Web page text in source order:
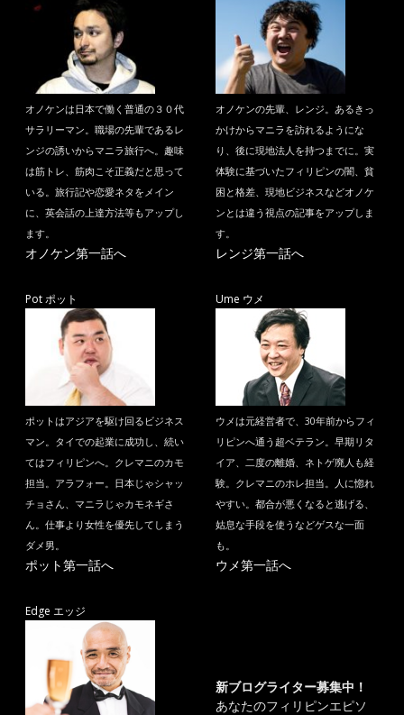
オノケンは日本で働く普通の３０代
サラリーマン。職場の先輩であるレ
ンジの誘いからマニラ旅行へ。趣味
は筋トレ、筋肉こそ正義だと思って
いる。旅行記や恋愛ネタをメイン
に、英会話の上達方法等もアップし
ます。
オノケン第一話へ
オノケンの先輩、レンジ。あるきっ
かけからマニラを訪れるようにな
り、後に現地法人を持つまでに。実
体験に基づいたフィリピンの闇、貧
困と格差、現地ビジネスなどオノケ
ンとは違う視点の記事をアップしま
す。
レンジ第一話へ
Pot ポット
ポットはアジアを駆け回るビジネス
マン。タイでの起業に成功し、続い
てはフィリピンへ。クレマニのカモ
担当。アラフォー。日本じゃシャッ
チョさん、マニラじゃカモネギさ
ん。仕事より女性を優先してしまう
ダメ男。
ポット第一話へ
Ume ウメ
ウメは元経営者で、30年前からフィ
リピンへ通う超ベテラン。早期リタ
イア、二度の離婚、ネトゲ廃人も経
験。クレマニのホレ担当。人に惚れ
やすい。都合が悪くなると逃げる、
姑息な手段を使うなどゲスな一面
も。
ウメ第一話へ
Edge エッジ
新ブログライター募集中！
あなたのフィリピンエピソ